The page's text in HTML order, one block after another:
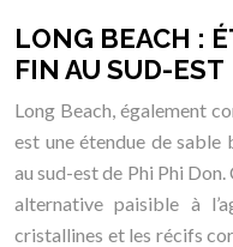
LONG BEACH :
FIN AU SUD-EST
Long Beach, également
est une étendue de sable
au sud-est de Phi Phi
alternative paisible à
cristallines et les récifs